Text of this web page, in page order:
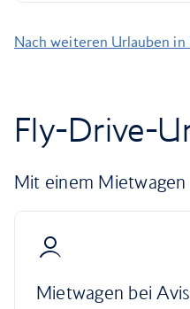
Nach weiteren Urlauben in
Fly-Drive-
Mit einem
Mietwagen bei